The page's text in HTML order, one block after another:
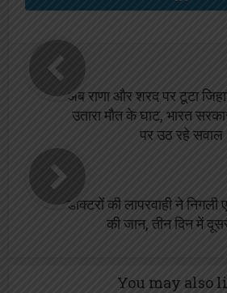
अब राणा और शरद पर टूटा
उतारा मौत के घाट, भारत
पर उठ रहे सवाल
डाक्टरों की लापरवाही ने
की जान, तीन दिन में
You may also